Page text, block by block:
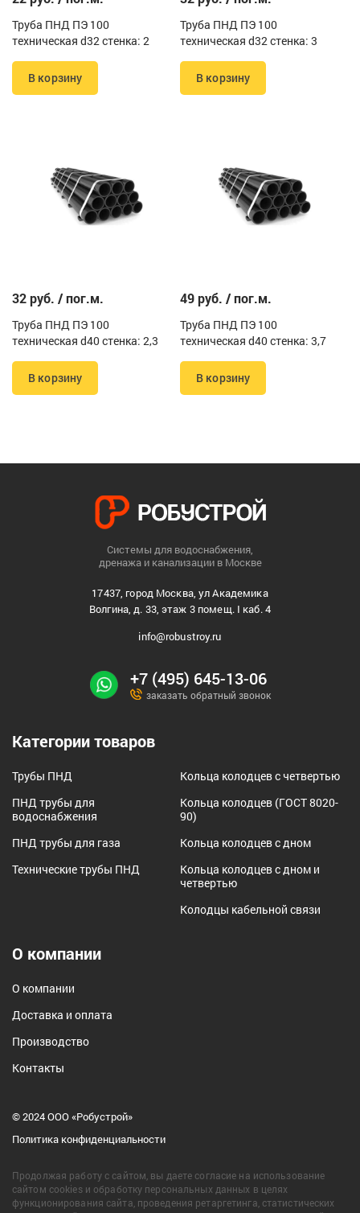
Труба ПНД ПЭ 100
техническая d32 стенка: 2
В корзину
Труба ПНД ПЭ 100
техническая d32 стенка: 3
В корзину
32 руб. / пог.м.
Труба ПНД ПЭ 100
техническая d40 стенка: 2,3
В корзину
49 руб. / пог.м.
Труба ПНД ПЭ 100
техническая d40 стенка: 3,7
В корзину
Системы для водоснабжения,
дренажа и канализации в Москве
17437, город Москва, ул Академика
Волгина, д. 33, этаж 3 помещ. I каб. 4
info@robustroy.ru
+7 (495) 645-13-06
заказать обратный звонок
Категории товаров
Трубы ПНД
ПНД трубы для
водоснабжения
ПНД трубы для газа
Технические трубы ПНД
Кольца колодцев с четвертью
Кольца колодцев (ГОСТ 8020-
90)
Кольца колодцев с дном
Кольца колодцев с дном и
четвертью
Колодцы кабельной связи
О компании
О компании
Доставка и оплата
Производство
Контакты
© 2024 ООО «Робустрой»
Политика конфиденциальности
Продолжая работу с сайтом, вы даете согласие на использование
сайтом cookies и обработку персональных данных в целях
функционирования сайта, проведения ретаргетинга, статистических